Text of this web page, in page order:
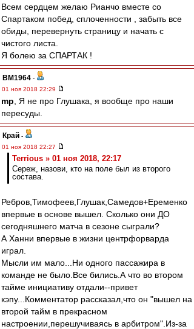
Всем сердцем желаю Рианчо вместе со
Спартаком побед, сплоченности , забыть все
обиды, перевернуть страницу и начать с
чистого листа.
Я болею за СПАРТАК !
BM1964 -
01 ноя 2018 22:29
mp , Я не про Глушака, я вообще про наши
пересуды.
Край -
01 ноя 2018 22:27
Terrious » 01 ноя 2018, 22:17
Сереж, назови, кто на поле был из второго
состава.
Ребров,Тимофеев,Глушак,Самедов+Еременко
впервые в основе вышел. Сколько они ДО
сегодняшнего матча в сезоне сыграли?
А Ханни впервые в жизни центрфорварда
играл.
Мысли им мало...Ни одного пассажира в
команде не было.Все бились.А что во втором
тайме инициативу отдали--привет
кэпу...Комментатор рассказал,что он "вышел на
второй тайм в прекрасном
настроении,перешучиваясь в арбитром".Из-за